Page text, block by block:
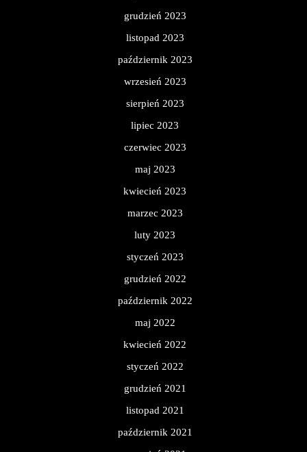
grudzień 2023
listopad 2023
październik 2023
wrzesień 2023
sierpień 2023
lipiec 2023
czerwiec 2023
maj 2023
kwiecień 2023
marzec 2023
luty 2023
styczeń 2023
grudzień 2022
październik 2022
maj 2022
kwiecień 2022
styczeń 2022
grudzień 2021
listopad 2021
październik 2021